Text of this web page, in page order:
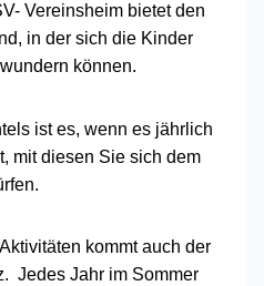
Vereinsheim bietet den
in der sich die Kinder
können.
ist es, wenn es jährlich
mit diesen Sie sich dem
kommt auch der
Jedes Jahr im Sommer